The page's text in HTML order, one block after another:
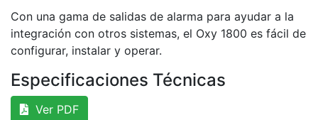
Con una gama de salidas de alarma para ayudar a la
integración con otros sistemas, el Oxy 1800 es fácil de
configurar, instalar y operar.
Especificaciones Técnicas
Ver PDF